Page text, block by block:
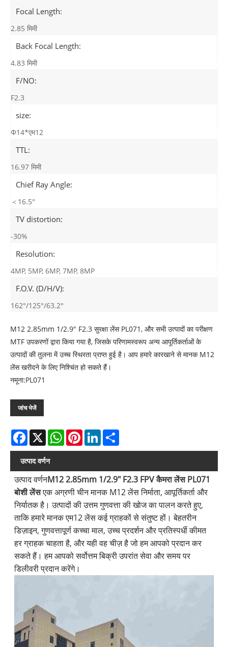
Focal Length:
2.85 मिमी
Back Focal Length:
4.83 मिमी
F/NO:
F2.3
size:
Φ14*एम12
TTL:
16.97 मिमी
Chief Ray Angle:
＜16.5°
TV distortion:
-30%
Resolution:
4MP, 5MP, 6MP, 7MP, 8MP
F.O.V. (D/H/V):
162°/125°/63.2°
M12 2.85mm 1/2.9" F2.3 सुरक्षा लेंस PL071, और सभी उत्पादों का परीक्षण
MTF उपकरणों द्वारा किया गया है, जिसके परिणामस्वरूप अन्य आपूर्तिकर्ताओं के
उत्पादों की तुलना में उच्च स्थिरता प्राप्त हुई है। आप हमारे कारखाने से मानक M12
लेंस खरीदने के लिए निश्चिंत हो सकते हैं।
नमूना:PL071
जांच भेजें
Facebook
X WhatsAppPinterestLinkedIn
उत्पाद वर्णन
उत्पाद वर्णनM12 2.85mm 1/2.9" F2.3 FPV कैमरा लेंस PL071
बोशी लेंसएक अग्रणी चीन मानक M12 लेंस निर्माता, आपूर्तिकर्ता और
निर्यातक है। उत्पादों की उत्तम गुणवत्ता की खोज का पालन करते हुए,
ताकि हमारे मानक एम12 लेंस कई ग्राहकों से संतुष्ट हों। बेहतरीन
डिज़ाइन, गुणवत्तापूर्ण कच्चा माल, उच्च प्रदर्शन और प्रतिस्पर्धी कीमत
हर ग्राहक चाहता है, और यही वह चीज़ है जो हम आपको प्रदान कर
सकते हैं। हम आपको सर्वोत्तम बिक्री उपरांत सेवा और समय पर
डिलीवरी प्रदान करेंगे।